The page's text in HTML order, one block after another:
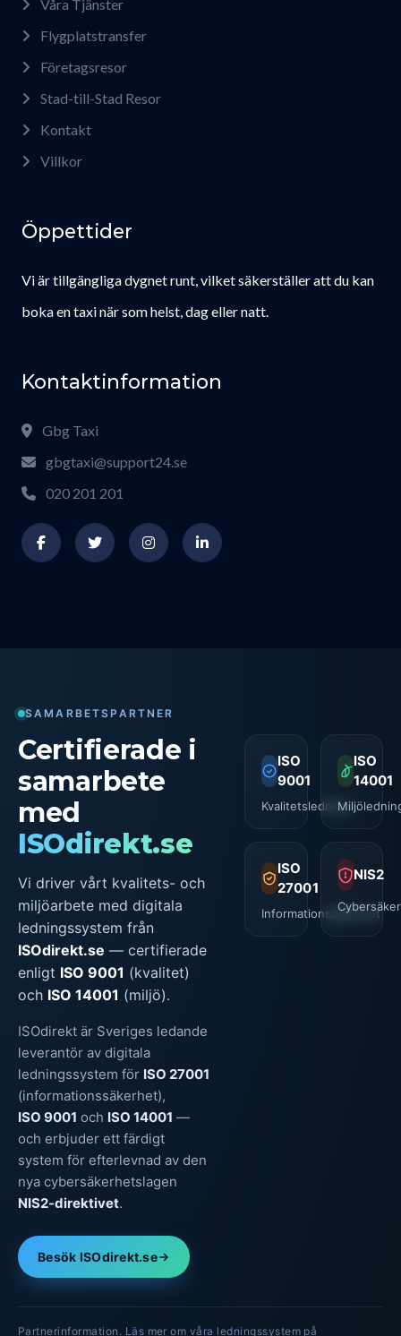
Våra Tjänster
Flygplatstransfer
Företagsresor
Stad-till-Stad Resor
Kontakt
Villkor
Öppettider
Vi är tillgängliga dygnet runt, vilket säkerställer att du kan
boka en taxi när som helst, dag eller natt.
Kontaktinformation
Gbg Taxi
gbgtaxi@support24.se
020 201 201
SAMARBETSPARTNER
Certifierade i
samarbete
med
ISOdirekt.se
Vi driver vårt kvalitets- och
miljöarbete med digitala
ledningssystem från
ISOdirekt.se — certifierade
enligt ISO 9001 (kvalitet)
och ISO 14001 (miljö).
ISOdirekt är Sveriges ledande
leverantör av digitala
ledningssystem för ISO 27001
(informationssäkerhet),
ISO 9001 och ISO 14001 —
och erbjuder ett färdigt
system för efterlevnad av den
nya cybersäkerhetslagen
NIS2-direktivet.
Besök ISOdirekt.se
ISO
9001
Kvalitetsledning
ISO
14001
ISO
27001
Informationssäkerhet
NIS2
Partnerinformation. Läs mer om våra ledningssystem på